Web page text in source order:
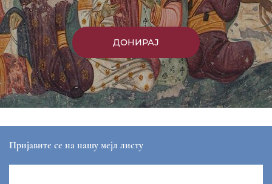
ДОНИРАЈ
Пријавите се на нашу мејл листу